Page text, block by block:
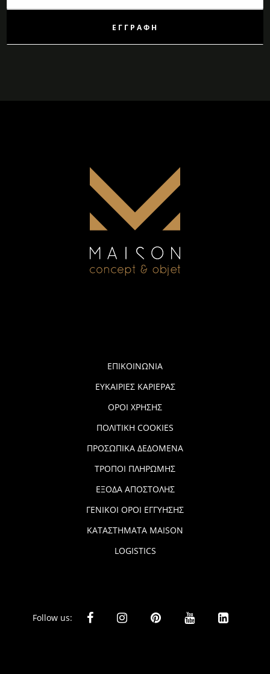
ΕΓΓΡΑΦΉ
ΕΠΙΚΟΙΝΩΝΙΑ
ΕΥΚΑΙΡΙΕΣ ΚΑΡΙΕΡΑΣ
ΟΡΟΙ ΧΡΗΣΗΣ
ΠΟΛΙΤΙΚΗ COOKIES
ΠΡΟΣΩΠΙΚΑ ΔΕΔΟΜΕΝΑ
ΤΡΟΠΟΙ ΠΛΗΡΩΜΗΣ
ΕΞΟΔΑ ΑΠΟΣΤΟΛΗΣ
ΓΕΝΙΚΟΙ ΟΡΟΙ ΕΓΓΥΗΣΗΣ
ΚΑΤΑΣΤΗΜΑΤΑ MAISON
LOGISTICS
Follow us: